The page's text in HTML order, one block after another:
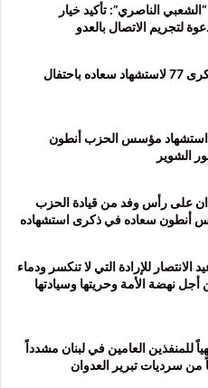
الناصري”: تأكيد خيار
لتجريم الاتصال بالعدو
منفذية عكار في القومي تحيي الذكرى 77 لاستشهاد سعاده باحتفال
استشهاد مؤسس الحزب أنطون
الشوير
على رأس وفد من قيادة الحزب
أنطون سعاده في ذكرى استشهاده
في 8 تموز هو عيد الانتصار للإرادة التي لا تنكسر ودماء
نهضة الأمة وحريتها وسيادتها
للمنفذين العامين في لبنان مشدداً
من سرديات تبرير العدوان